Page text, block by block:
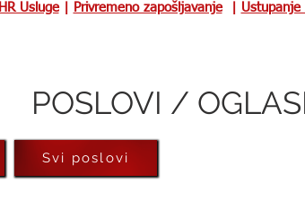
HR Usluge| Privremeno zapošljavanje| Ustupanje
POSLOVI /
Svi poslovi